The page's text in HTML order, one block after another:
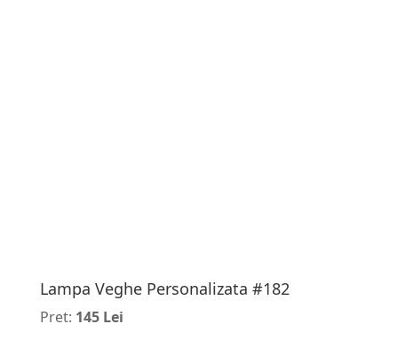
Lampa Veghe Personalizata #182
Pret: 145 Lei